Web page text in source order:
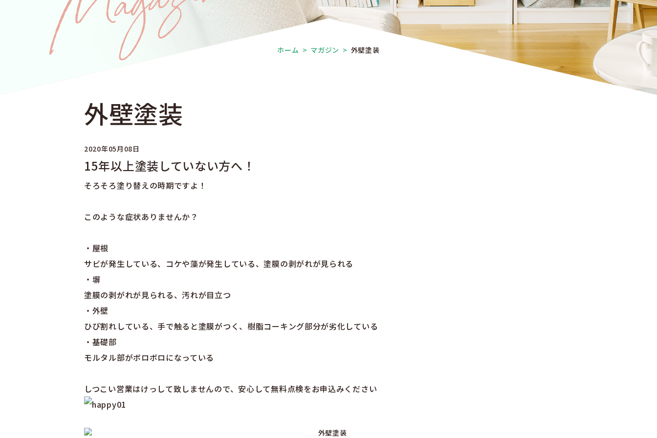
ホーム > マガジン > 外壁塗装
外壁塗装
2020年05月08日
15年以上塗装していない方へ！
そろそろ塗り替えの時期ですよ！
このような症状ありませんか？
・ 屋根
サビが発生している、コケや藻が発生している、塗膜の剥がれが見られる
・ 塀
塗膜の剥がれが見られる、汚れが目立つ
・ 外壁
ひび割れしている、手で触ると塗膜がつく、樹脂コーキング部分が劣化している
・ 基礎部
モルタル部がボロボロになっている
しつこい営業はけっして致しませんので、安心して無料点検をお申込みください